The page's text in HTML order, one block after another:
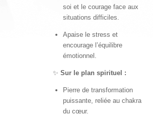
soi et le courage face aux
situations difficiles.
Apaise le stress et
encourage l’équilibre
émotionnel.
✨ Sur le plan spirituel :
Pierre de transformation
puissante, reliée au chakra
du cœur.